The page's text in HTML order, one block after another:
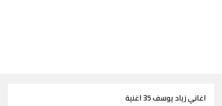
اغاني زياد يوسف 35 اغنية